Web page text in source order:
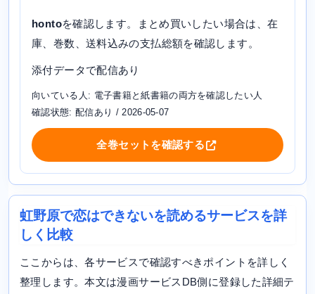
hontoを確認します。まとめ買いしたい場合は、在
庫、巻数、送料込みの支払総額を確認します。
添付データで配信あり
向いている人: 電子書籍と紙書籍の両方を確認したい人
確認状態: 配信あり / 2026-05-07
全巻セットを確認する
虹野原で恋はできないを読めるサービスを詳
しく比較
ここからは、各サービスで確認すべきポイントを詳しく
整理します。本文は漫画サービスDB側に登録した詳細テ